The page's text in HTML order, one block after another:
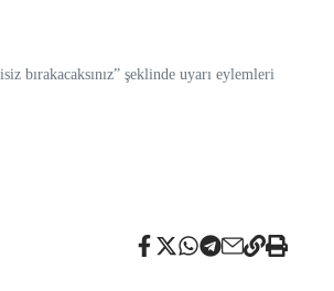
bırakacaksınız” şeklinde uyarı eylemleri